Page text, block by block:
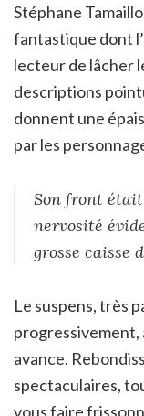
Stéphane
fantastique dont
lecteur de lâcher
descriptions
donnent une
par les
Son front
nervosité
grosse caisse
Le suspens, très
progressivement,
avance.
spectaculaires,
vous faire